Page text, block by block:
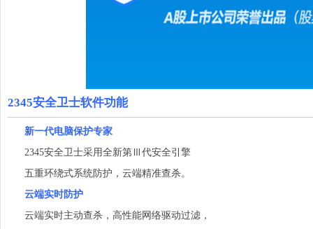
2345安全卫士软件功能
新一代电脑保护专家
2345安全卫士采用全新第Ⅲ代安全引擎
五重环绕式系统防护，云端精准查杀。
云端实时防护
云端实时主动查杀，高性能网络驱动过滤，